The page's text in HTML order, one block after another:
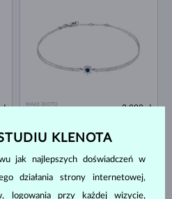
BIAŁE ZŁOTO
3 980 zł
DOSTĘPNEKLENOTA
jak najlepszych doświadczeń w
działania strony internetowej,
logowania przy każdej wizycie,